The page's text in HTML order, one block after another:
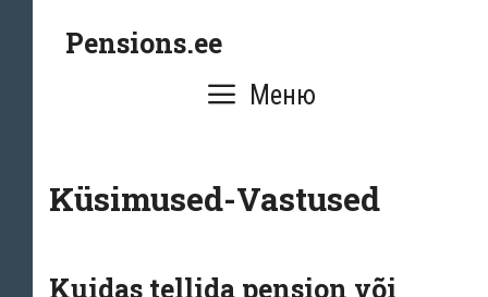
Pensions.ee
Меню
Küsimused-Vastused
Kuidas tellida pension või